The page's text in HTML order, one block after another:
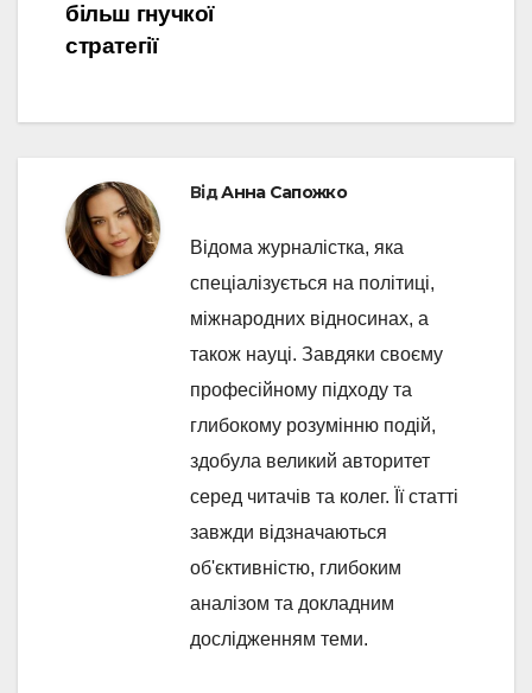
більш гнучкої
стратегії
ВідАнна Сапожко
Відома журналістка, яка
спеціалізується на політиці,
міжнародних відносинах, а
також науці. Завдяки своєму
професійному підходу та
глибокому розумінню подій,
здобула великий авторитет
серед читачів та колег. Її статті
завжди відзначаються
об'єктивністю, глибоким
аналізом та докладним
дослідженням теми.